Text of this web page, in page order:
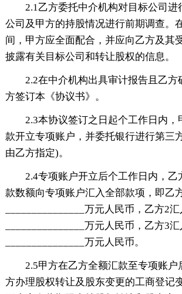
2.1乙方委托中介机构对目标公司进
公司及甲方的持股情况进行前期调查。
间，甲方应全面配合，并应向乙方及其
披露有关目标公司和转让股权的信息。
2.2在中介机构出具审计报告且乙方
方签订本《协议书》。
2.3本协议签订之日起个工作日内，
款开立专项账户，并委托银行进行第三
由乙方指定)。
2.4专项账户开立后个工作日内，乙
款数额向专项账户汇入全部款项，即乙
_______________万元人民币，乙方2汇
_______________万元人民币，乙方3汇
_______________万元人民币。
2.5甲方在乙方全额汇款至专项账户
方办理股权转让及股东变更的工商登记